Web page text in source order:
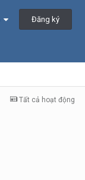
Đăng ký
Tất cả hoạt động